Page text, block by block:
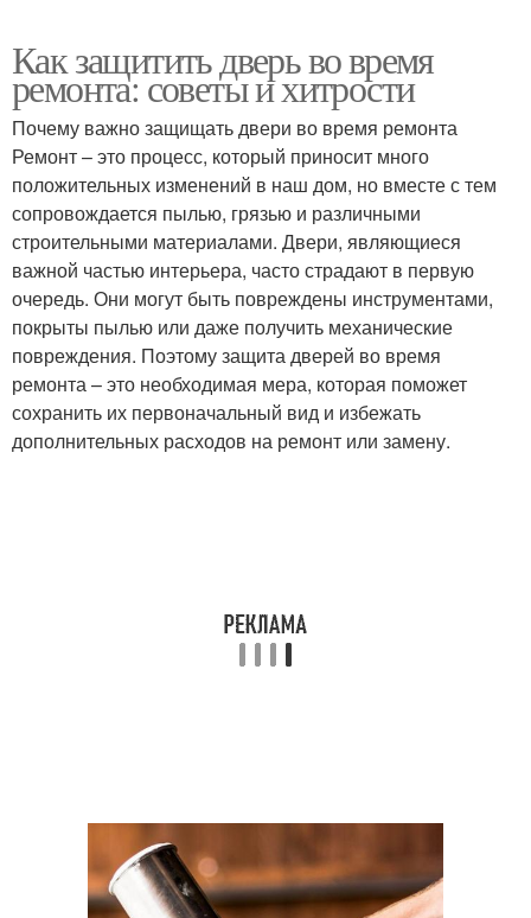
Как защитить дверь во время
ремонта: советы и хитрости
Почему важно защищать двери во время ремонта
Ремонт – это процесс, который приносит много
положительных изменений в наш дом, но вместе с тем
сопровождается пылью, грязью и различными
строительными материалами. Двери, являющиеся
важной частью интерьера, часто страдают в первую
очередь. Они могут быть повреждены инструментами,
покрыты пылью или даже получить механические
повреждения. Поэтому защита дверей во время
ремонта – это необходимая мера, которая поможет
сохранить их первоначальный вид и избежать
дополнительных расходов на ремонт или замену.